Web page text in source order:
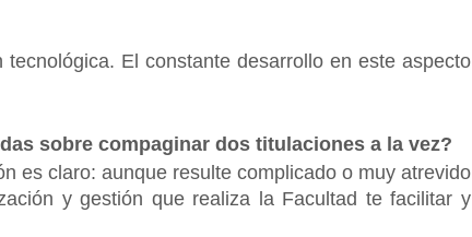
El constante desarrollo en este aspecto
sobre compaginar dos titulaciones a la vez?
es claro: aunque resulte complicado o muy atrevido
y gestión que realiza la Facultad te facilitar y